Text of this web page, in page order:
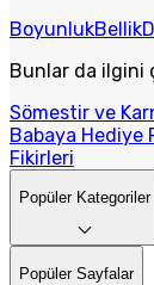
BoyunlukBellik
Bunlar da ilgini
Sömestir ve
Babaya Hediye
Fikirleri
Popüler Kategoriler
Popüler Sayfalar